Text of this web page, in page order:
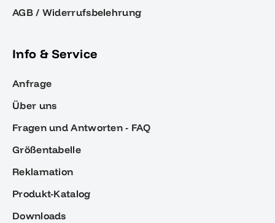
AGB / Widerrufsbelehrung
Info & Service
Anfrage
Über uns
Fragen und Antworten - FAQ
Größentabelle
Reklamation
Produkt-Katalog
Downloads